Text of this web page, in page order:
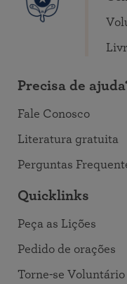
Precisa de
Fale Conosco
Literatura gratuita
Perguntas
Quicklinks
Peça as Lições
Pedido de orações
Torne-se Voluntário